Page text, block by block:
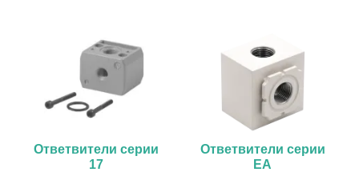
Ответвители серии
17
Ответвители серии
EA